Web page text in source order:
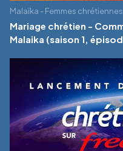
Malaïka - Femmes chrétiennes
Mariage chrétien -
Malaika (saison 1,